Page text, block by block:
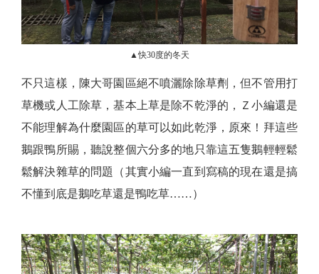
▲快30度的冬天
不只這樣，陳大哥園區絕不噴灑除除草劑，但不管用打
草機或人工除草，基本上草是除不乾淨的，Ｚ小編還是
不能理解為什麼園區的草可以如此乾淨，原來！拜這些
鵝跟鴨所賜，聽說整個六分多的地只靠這五隻鵝輕輕鬆
鬆解決雜草的問題（其實小編一直到寫稿的現在還是搞
不懂到底是鵝吃草還是鴨吃草……）